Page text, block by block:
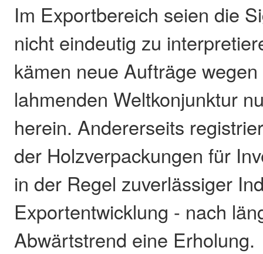
Im Exportbereich seien die
nicht eindeutig zu
kämen neue Aufträge
lahmenden Weltkonjunktur
herein. Andererseits
der Holzverpackungen für
in der Regel zuverlässiger
Exportentwicklung - nach
Abwärtstrend eine Erholung.